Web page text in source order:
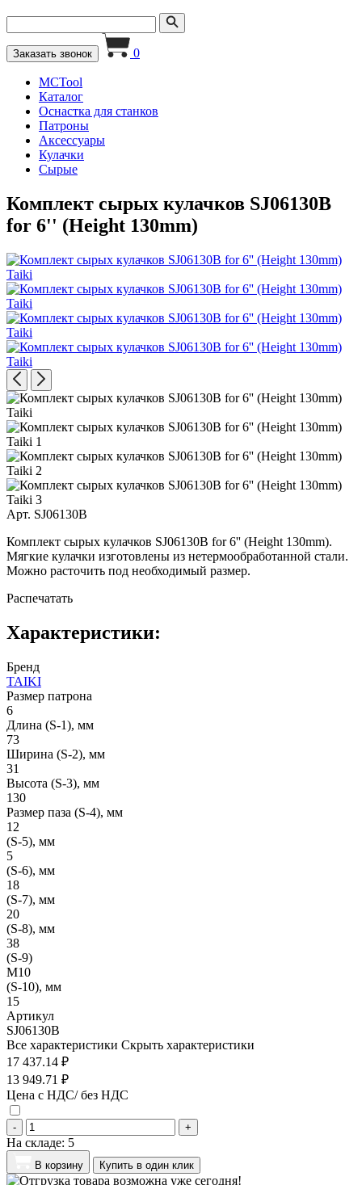
Заказать звонок 0
MCTool
Каталог
Оснастка для станков
Патроны
Аксессуары
Кулачки
Сырые
Комплект сырых кулачков SJ06130B
for 6'' (Height 130mm)
Арт. SJ06130B
Комплект сырых кулачков SJ06130B for 6'' (Height 130mm).
Мягкие кулачки изготовлены из нетермообработанной стали.
Можно расточить под необходимый размер.
Распечатать
Характеристики:
Бренд
TAIKI
Размер патрона
6
Длина (S-1), мм
73
Ширина (S-2), мм
31
Высота (S-3), мм
130
Размер паза (S-4), мм
12
(S-5), мм
5
(S-6), мм
18
(S-7), мм
20
(S-8), мм
38
(S-9)
M10
(S-10), мм
15
Артикул
SJ06130B
Все характеристики Скрыть характеристики
17 437.14 ₽
13 949.71 ₽
Цена с НДС/ без НДС
- +
На складе: 5
В корзину Купить в один клик